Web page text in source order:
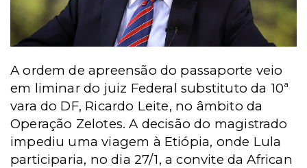
A ordem de apreensão do passaporte veio
em liminar do juiz Federal substituto da 10ª
vara do DF, Ricardo Leite, no âmbito da
Operação Zelotes. A decisão do magistrado
impediu uma viagem à Etiópia, onde Lula
participaria, no dia 27/1, a convite da African